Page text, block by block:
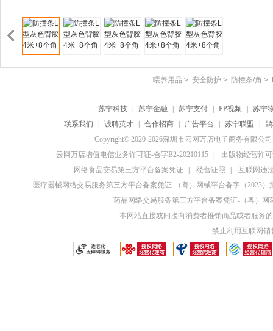
喂养用品 > 安全防护 > 防撞条/角 >
苏宁科技 苏宁金融 苏宁支付 PP视频
苏宁
联系我们
诚聘英才 合作招商 广告平台 苏宁联盟
Copyright© 2020-2026深圳市云网万店电子商务有限公
云网万店增值电信业务许可证-合字B2-20210115
出版物经营许
网络食品交易第三方平台备案凭证
经营证照
互联网违
医疗器械网络交易服务第三方平台备案凭证-（粤）网械平台备字（2023）
药品网络交易服务第三方平台备案凭证-（粤）网
本网站直接或间接向消费者推销商品或者服务
禁止利用互联网销